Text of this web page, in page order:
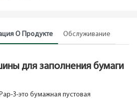
О Продукте Обслуживание
для заполнения бумаги
3-это бумажная пустовая